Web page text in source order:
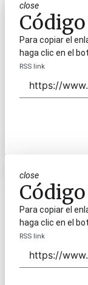
close
Código
Para copiar el
haga clic en el
RSS link
close
Código
Para copiar el
haga clic en el
RSS link